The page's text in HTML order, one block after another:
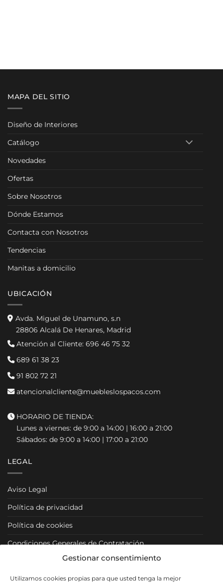
Gestionar consentimiento
Utilizamos cookies propias para que usted tenga la mejor
MAPA DEL SITIO
Diseño de Interiores
Catálogo
Novedades
Ofertas
Sobre Nosotros
Dónde Estamos
Contacta con Nosotros
Tendencias
Manitas a domicilio
UBICACIÓN
Avda. Miguel de Unamuno, s.n
28806 Alcalá De Henares, Madrid
Atención al Cliente: 696 46 75 32
689 61 38 23
91 802 72 21
atencionalcliente@muebleslospacos.com
HORARIO DE TIENDA:
Lunes a viernes: de 9:00 a 14:00 | 16:00 a 21:00
Sábados: de 9:00 a 14:00 | 17:00 a 21:00
LEGAL
Aviso Legal
Política de privacidad
Política de cookies
Condiciones Generales de Contratación
Condiciones Particulares
Política de Venta y Cancelación/Devolución